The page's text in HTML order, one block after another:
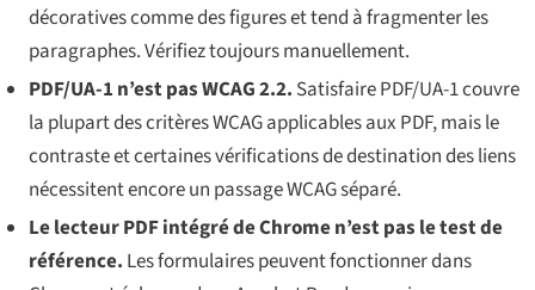
décoratives comme des figures et tend à fragmenter les
paragraphes. Vérifiez toujours manuellement.
PDF/UA-1 n’est pas WCAG 2.2. Satisfaire PDF/UA-1 couvre
la plupart des critères WCAG applicables aux PDF, mais le
contraste et certaines vérifications de destination des liens
nécessitent encore un passage WCAG séparé.
Le lecteur PDF intégré de Chrome n’est pas le test de
référence. Les formulaires peuvent fonctionner dans